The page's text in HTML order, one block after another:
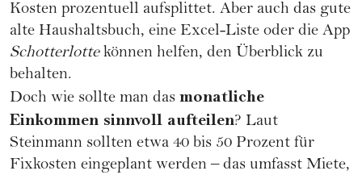
Kosten prozentuell aufsplittet. Aber auch das gute
alte Haushaltsbuch, eine Excel-Liste oder die App
Schotterlottekönnen helfen, den Überblick zu
behalten.
Doch wie sollte man das monatliche
Einkommen sinnvoll aufteilen? Laut
Steinmann sollten etwa 40 bis 50 Prozent für
Fixkosten eingeplant werden – das umfasst Miete,